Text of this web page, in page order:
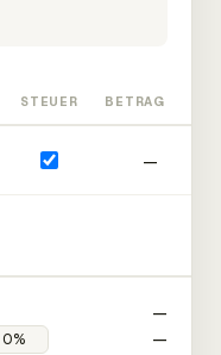
STEUER BETRAG
—
—
—